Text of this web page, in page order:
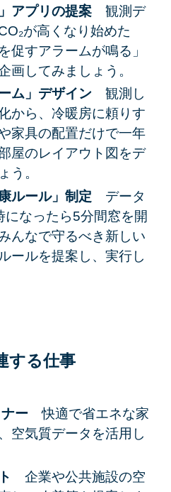
アプリの提案 観測デ
が高くなり始めた
促すアラームが鳴る」
画してみましょう。
ム」デザイン 観測し
から、冷暖房に頼りす
家具の配置だけで一年
屋のレイアウト図をデ
う。
ルール」制定 データ
になったら5分間窓を開
んなで守るべき新しい
ールを提案し、実行し
する仕事
ナー快適で省エネな家
空気質データを活用し
ト 企業や公共施設の空